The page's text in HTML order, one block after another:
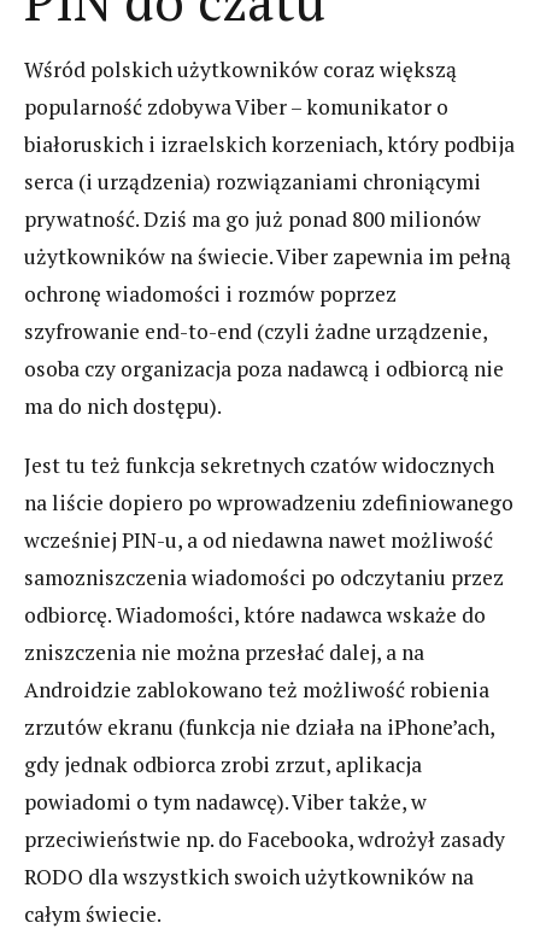
Wśród polskich użytkowników coraz większą
popularność zdobywa Viber – komunikator o
białoruskich i izraelskich korzeniach, który podbija
serca (i urządzenia) rozwiązaniami chroniącymi
prywatność. Dziś ma go już ponad 800 milionów
użytkowników na świecie. Viber zapewnia im pełną
ochronę wiadomości i rozmów poprzez
szyfrowanie end-to-end (czyli żadne urządzenie,
osoba czy organizacja poza nadawcą i odbiorcą nie
ma do nich dostępu).
Jest tu też funkcja sekretnych czatów widocznych
na liście dopiero po wprowadzeniu zdefiniowanego
wcześniej PIN-u, a od niedawna nawet możliwość
samozniszczenia wiadomości po odczytaniu przez
odbiorcę. Wiadomości, które nadawca wskaże do
zniszczenia nie można przesłać dalej, a na
Androidzie zablokowano też możliwość robienia
zrzutów ekranu (funkcja nie działa na iPhone’ach,
gdy jednak odbiorca zrobi zrzut, aplikacja
powiadomi o tym nadawcę). Viber także, w
przeciwieństwie np. do Facebooka, wdrożył zasady
RODO dla wszystkich swoich użytkowników na
całym świecie.